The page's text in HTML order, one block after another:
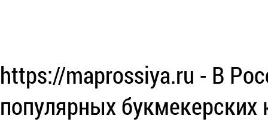
https://maprossiya.ru - В
популярных букмекерских